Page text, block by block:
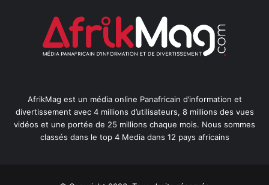
AfrikMag est un média online Panafricain d’information et
divertissement avec 4 millions d’utilisateurs, 8 millions des vues
vidéos et une portée de 25 millions chaque mois. Nous sommes
classés dans le top 4 Media dans 12 pays africains